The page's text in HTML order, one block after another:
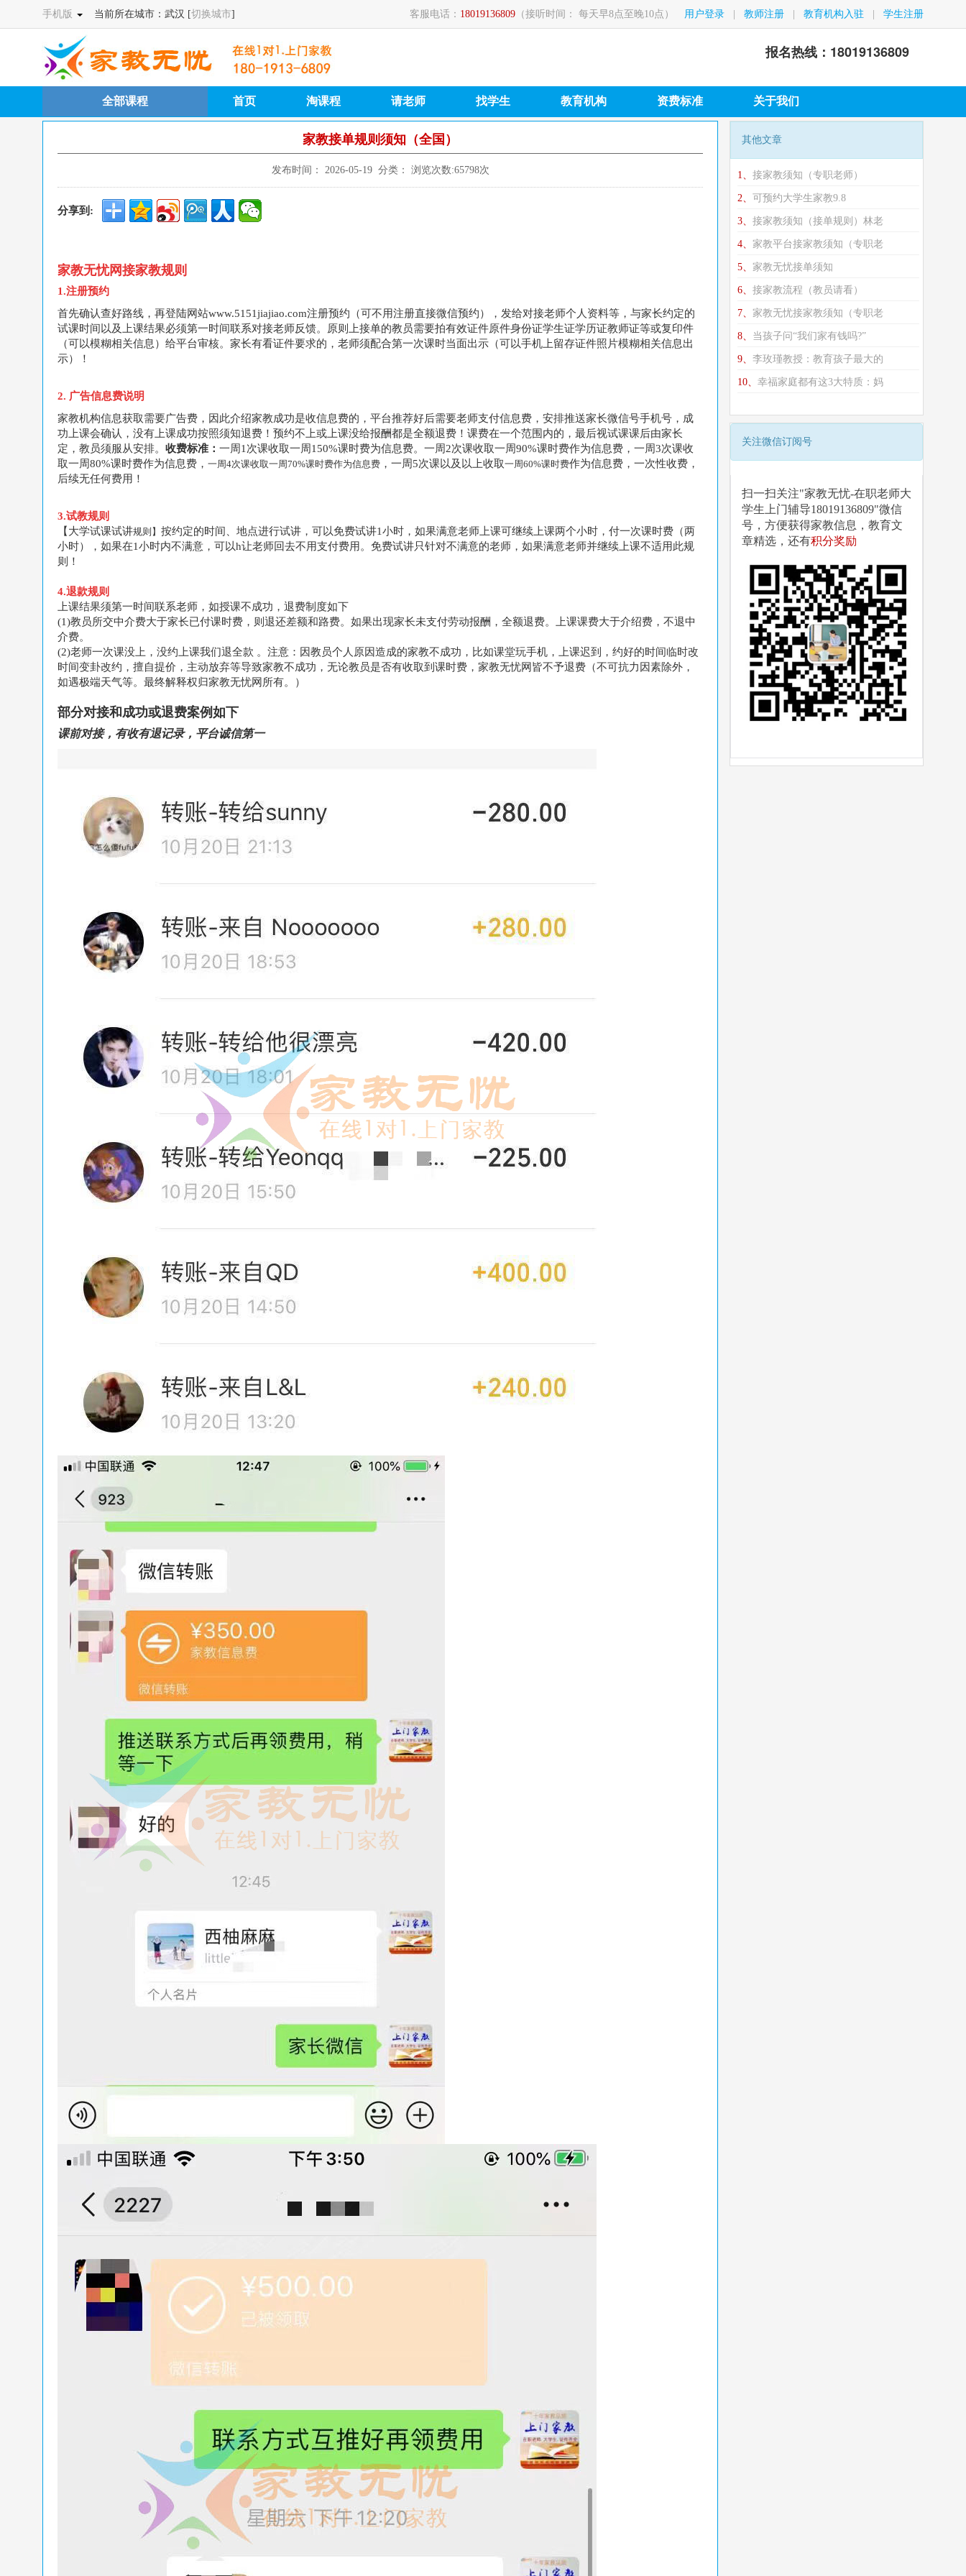
客服电话： 18019136809 （接听时间： 每天早8点至晚10点） 用户登录 教师注册 教育机构入驻 学生注册
手机版 当前所在城市：武汉 [切换城市]
报名热线：18019136809
全部课程 首页 淘课程 请老师 找学生 教育机构 资费标准 关于我们
家教接单规则须知（全国）
发布时间： 2026-05-19 分类： 浏览次数:65798次
分享到:
家教无忧网接家教规则
1.注册预约
首先确认查好路线，再登陆网站www.5151jiajiao.com注册预约（可不用注册直接微信预约），发给对接老师个人资料等，与家长约定的
试课时间以及上课结果必须第一时间联系对接老师反馈。
原则上接单的教员需要拍有效证件原件身份证学生证学历证教师证等或复印件
（可以模糊相关信息）给平台审核。家长有看证件要求的，老师须配合第一次课时当面出示（可以手机上留存证件照片模糊相关信息出
示）！
2. 广告信息费说明
家教机构信息获取需要广告费，因此介绍家教成功是收信息费的，平台推荐好后需要老师支付信息费，安排推送家长微信号手机号，成
功上课会确认，没有上课成功按照须知退费！预约不上或上课没给报酬都是全额退费！课费在一个范围内的，最后视试课课后由家长
定，教员须服从安排。 收费标准： 一周1次课收取一周150%课时费为信息费。 一周2次课收取一周90%课时费作为信息费， 一周3次课收
取一周80%课时费作为信息费， 一周4次课收取一周70%课时费作为信息费 ，一周5次课以及以上收取一周60%课时费作为信息费， 一次性收费，
后续无任何费用！
3.试教规则
【大学试课试讲规则】 按约定的时间、地点进行试讲，可以免费试讲1小时，如果满意老师上课可继续上课两个小时，付一次课时费（两
小时），如果在1小时内不满意，可以h让老师回去不用支付费用。免费试讲只针对不满意的老师，如果满意老师并继续上课不适用此规
则！
4.退款规则
上课结果须第一时间联系老师，如授课不成功，退费制度如下
(1)教员所交中介费大于家长已付课时费，则退还差额和路费。如果出现家长未支付劳动报酬，全额退费。上课课费大于介绍费，不退中
介费。
(2)老师一次课没上，没约上课我们退全款 。注意： 因教员个人原因造成的家教不成功，比如课堂玩手机，上课迟到，约好的时间临时改
时间变卦改约，擅自提价，主动放弃等导致家教不成功，无论教员是否有收取到课时费，家教无忧网皆不予退费（不可抗力因素除外，
如遇极端天气等。最终解释权归家教无忧网所有。）
部分对接和成功或退费案例如下
课前对接，有收有退记录，平台诚信第一
其他文章
1、 接家教须知（专职老师）
2、 可预约大学生家教9.8
3、 接家教须知（接单规则）林老
4、 家教平台接家教须知（专职老
5、 家教无忧接单须知
6、 接家教流程（教员请看）
7、 家教无忧接家教须知（专职老
8、 当孩子问“我们家有钱吗?”
9、 李玫瑾教授：教育孩子最大的
10、 幸福家庭都有这3大特质：妈
关注微信订阅号
扫一扫关注"家教无忧-在职老师大
学生上门辅导18019136809"微信
号，方便获得家教信息，教育文
章精选，还有积分奖励